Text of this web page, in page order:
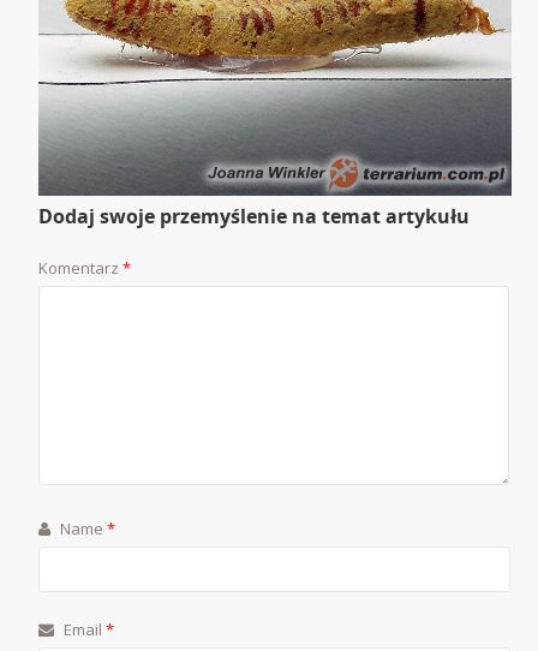
Dodaj swoje przemyślenie na temat artykułu
Komentarz*
Name*
Email*